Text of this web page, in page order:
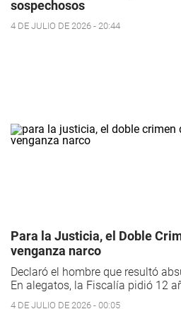
sospechosos
4 DE JULIO DE 2026 - 20:44
Para la Justicia, el Doble
venganza narco
Declaró el hombre que resultó
En alegatos, la Fiscalía pidió 12
4 DE JULIO DE 2026 - 00:05